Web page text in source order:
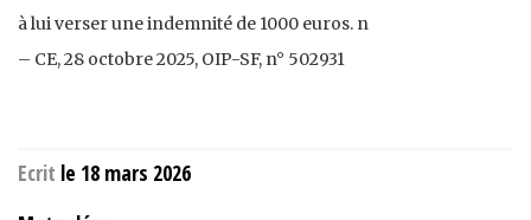
à lui verser une indemnité de 1000 euros. n
– CE, 28 octobre 2025, OIP-SF, n° 502931
Ecrit le 18 mars 2026